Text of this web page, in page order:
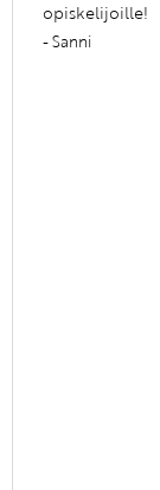
opiskelijoille!
- Sanni